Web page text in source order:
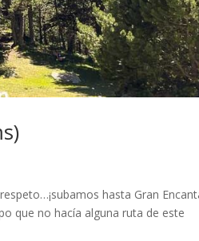
hasta Gran
que no hacía alguna ruta de este